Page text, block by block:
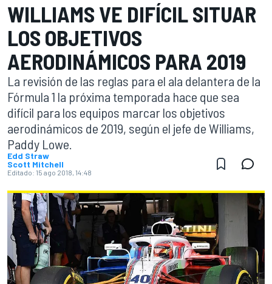
WILLIAMS VE DIFÍCIL SITUAR
LOS OBJETIVOS
AERODINÁMICOS PARA 2019
La revisión de las reglas para el ala delantera de la
Fórmula 1 la próxima temporada hace que sea
difícil para los equipos marcar los objetivos
aerodinámicos de 2019, según el jefe de Williams,
Paddy Lowe.
Edd Straw
Scott Mitchell
Editado: 15 ago 2018, 14:48